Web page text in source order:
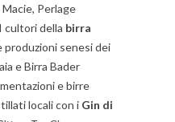
Perlage
cultori della birra
produzioni senesi dei
e Birra Bader
e birre
locali con i Gin di